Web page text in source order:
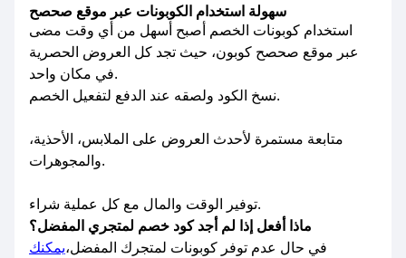
سهولة استخدام الكوبونات عبر موقع صحصح
استخدام كوبونات الخصم أصبح أسهل من أي وقت مضى
عبر موقع صحصح كوبون، حيث تجد كل العروض الحصرية
في مكان واحد.
نسخ الكود ولصقه عند الدفع لتفعيل الخصم.
متابعة مستمرة لأحدث العروض على الملابس، الأحذية،
والمجوهرات.
توفير الوقت والمال مع كل عملية شراء.
ماذا أفعل إذا لم أجد كود خصم لمتجري المفضل؟
في حال عدم توفر كوبونات لمتجرك المفضل،يمكنك